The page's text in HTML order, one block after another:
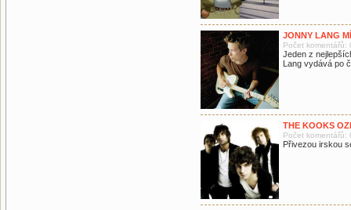
JONNY LANG
Počet komentářů:
Jeden z
Lang vydává po
THE KOOKS
Počet komentářů:
Přivezou irskou